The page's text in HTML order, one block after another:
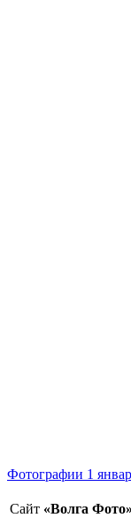
Фотографии 1
Сайт «Волга Фото»